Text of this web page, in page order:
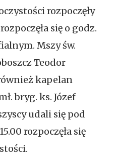
rozpoczęły
się o godz.
Mszy św.
Teodor
kapelan
bryg. ks. Józef
udali się pod
rozpoczęła się